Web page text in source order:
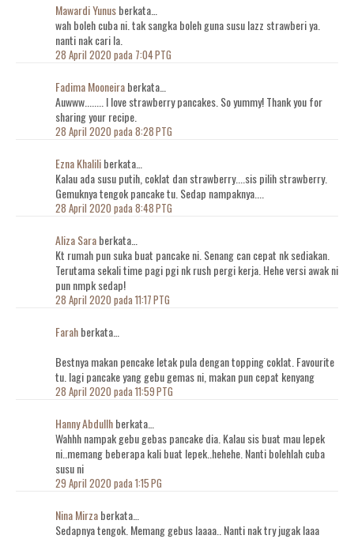
Mawardi Yunusberkata…
wah boleh cuba ni. tak sangka boleh guna susu lazz strawberi ya.
nanti nak cari la.
28 April 2020 pada 7:04 PTG
Fadima Mooneiraberkata…
Auwww........ I love strawberry pancakes. So yummy! Thank you for
sharing your recipe.
28 April 2020 pada 8:28 PTG
Ezna Khaliliberkata…
Kalau ada susu putih, coklat dan strawberry....sis pilih strawberry.
Gemuknya tengok pancake tu. Sedap nampaknya....
28 April 2020 pada 8:48 PTG
Aliza Saraberkata…
Kt rumah pun suka buat pancake ni. Senang can cepat nk sediakan.
Terutama sekali time pagi pgi nk rush pergi kerja. Hehe versi awak ni
pun nmpk sedap!
28 April 2020 pada 11:17 PTG
Farahberkata…
Bestnya makan pencake letak pula dengan topping coklat. Favourite
tu. lagi pancake yang gebu gemas ni, makan pun cepat kenyang
28 April 2020 pada 11:59 PTG
Hanny Abdullhberkata…
Wahhh nampak gebu gebas pancake dia. Kalau sis buat mau lepek
ni..memang beberapa kali buat lepek..hehehe. Nanti bolehlah cuba
susu ni
29 April 2020 pada 1:15 PG
Nina Mirzaberkata…
Sedapnya tengok. Memang gebus laaaa.. Nanti nak try jugak laaa